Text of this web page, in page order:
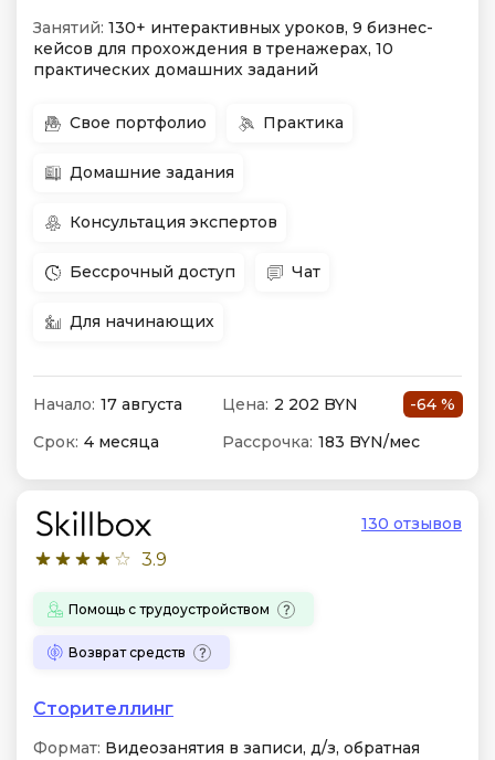
Занятий: 130+ интерактивных уроков, 9 бизнес-
кейсов для прохождения в тренажерах, 10
практических домашних заданий
Свое портфолио Практика
Домашние задания
Консультация экспертов
Бессрочный доступ Чат
Для начинающих
Начало: 17 августа Цена: 2 202 BYN
-64 %
Срок: 4 месяца Рассрочка: 183 BYN/мес
3.9
130 отзывов
Помощь с трудоустройством
Возврат средств
Сторителлинг
Формат: Видеозанятия в записи, д/з, обратная